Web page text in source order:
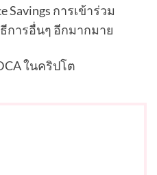
การเข้าร่วม
การอื่นๆ อีกมากมาย
ในคริปโต